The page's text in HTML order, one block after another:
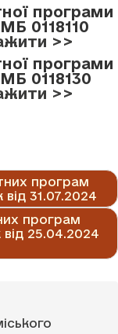
програми
0118110
>>
програми
0118130
>>
програм
31.07.2024
програм
25.04.2024